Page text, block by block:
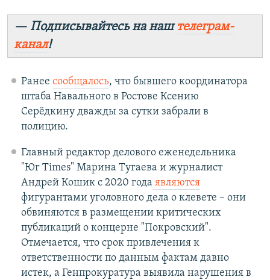
— Подписывайтесь на наштелеграм-
канал!
Ранее сообщалось, что бывшего координатора
штаба Навального в Ростове Ксению
Серёдкину дважды за сутки забрали в
полицию.
Главный редактор делового еженедельника
"Юг Times" Марина Тугаева и журналист
Андрей Кошик с 2020 года являются
фигурантами уголовного дела о клевете – они
обвиняются в размещении критических
публикаций о концерне "Покровский".
Отмечается, что срок привлечения к
ответственности по данным фактам давно
истек, а Генпрокуратура выявила нарушения в